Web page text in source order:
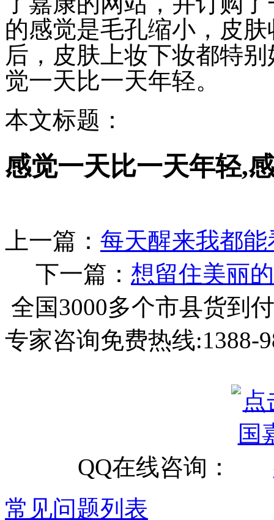
的感觉是毛孔缩小，皮
后，皮肤上妆下妆都特
觉一天比一天年轻。
本文标题：
感觉一天比一天年轻,
上一篇： 每天醒来我都
下一篇： 想留住美丽
全国3000多个市县货到
专家咨询免费热线:1388-
QQ在线咨询：
常见问题列表